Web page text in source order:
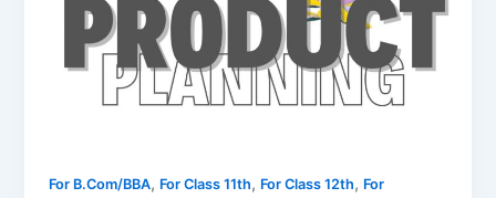
For B.Com/BBA, For Class 11th, For Class 12th, For